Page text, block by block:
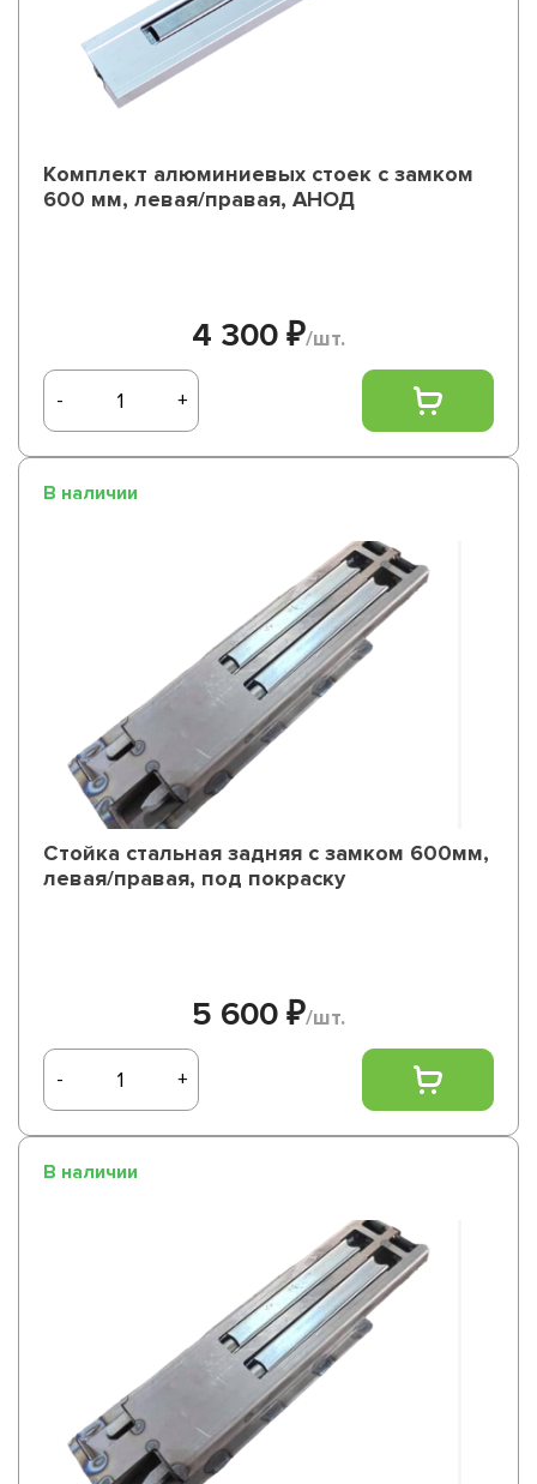
Комплект алюминиевых стоек с замком
600 мм, левая/правая, АНОД
4 300 ₽/шт.
- +
В наличии
Стойка стальная задняя с замком 600мм,
левая/правая, под покраску
5 600 ₽/шт.
- +
В наличии